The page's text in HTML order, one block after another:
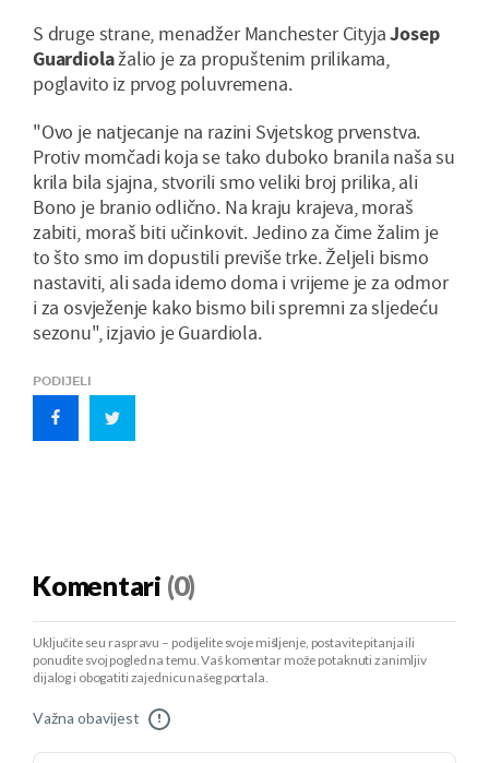
S druge strane, menadžer Manchester CityjaJosep
Guardiolažalio je za propuštenim prilikama,
poglavito iz prvog poluvremena.
"Ovo je natjecanje na razini Svjetskog prvenstva.
Protiv momčadi koja se tako duboko branila naša su
krila bila sjajna, stvorili smo veliki broj prilika, ali
Bono je branio odlično. Na kraju krajeva, moraš
zabiti, moraš biti učinkovit. Jedino za čime žalim je
to što smo im dopustili previše trke. Željeli bismo
nastaviti, ali sada idemo doma i vrijeme je za odmor
i za osvježenje kako bismo bili spremni za sljedeću
sezonu", izjavio je Guardiola.
PODIJELI
Komentari (0)
Uključite se u raspravu – podijelite svoje mišljenje, postavite pitanja ili
ponudite svoj pogled na temu. Vaš komentar može potaknuti zanimljiv
dijalog i obogatiti zajednicu našeg portala.
Važna obavijest !